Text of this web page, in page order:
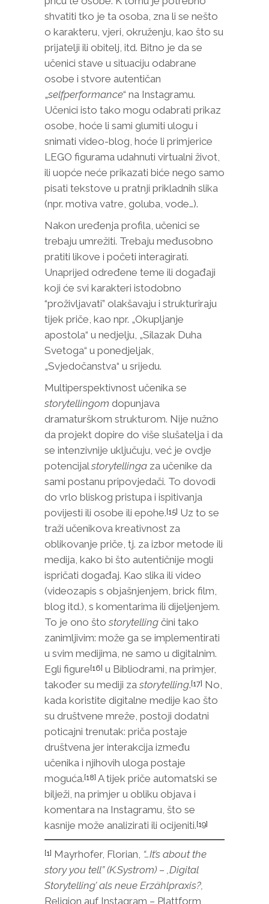
shvatiti tko je ta osoba, zna li se nešto
o karakteru, vjeri, okruženju, kao što su
prijatelji ili obitelj, itd. Bitno je da se
učenici stave u situaciju odabrane
osobe i stvore autentičan
„selfperformance“ na Instagramu.
Učenici isto tako mogu odabrati prikaz
osobe, hoće li sami glumiti ulogu i
snimati video-blog, hoće li primjerice
LEGO figurama udahnuti virtualni život,
ili uopće neće prikazati biće nego samo
pisati tekstove u pratnji prikladnih slika
(npr. motiva vatre, goluba, vode…).
Nakon uređenja profila, učenici se
trebaju umrežiti. Trebaju međusobno
pratiti likove i početi interagirati.
Unaprijed određene teme ili događaji
koji će svi karakteri istodobno
“proživljavati” olakšavaju i strukturiraju
tijek priče, kao npr. „Okupljanje
apostola“ u nedjelju, „Silazak Duha
Svetoga“ u ponedjeljak,
„Svjedočanstva“ u srijedu.
Multiperspektivnost učenika se
storytellingom dopunjava
dramaturškom strukturom. Nije nužno
da projekt dopire do više slušatelja i da
se intenzivnije uključuju, već je ovdje
potencijalstorytellinga za učenike da
sami postanu pripovjedači. To dovodi
do vrlo bliskog pristupa i ispitivanja
povijesti ili osobe ili epohe.[15] Uz to se
traži učenikova kreativnost za
oblikovanje priče, tj. za izbor metode ili
medija, kako bi što autentičnije mogli
ispričati događaj. Kao slika ili video
(videozapis s objašnjenjem, brick film,
blog itd.), s komentarima ili dijeljenjem.
To je ono što storytelling čini tako
zanimljivim: može ga se implementirati
u svim medijima, ne samo u digitalnim.
Egli figure[16] u Bibliodrami, na primjer,
također su mediji za storytelling.[17] No,
kada koristite digitalne medije kao što
su društvene mreže, postoji dodatni
poticajni trenutak: priča postaje
društvena jer interakcija između
učenika i njihovih uloga postaje
moguća.[18] A tijek priče automatski se
bilježi, na primjer u obliku objava i
komentara na Instagramu, što se
kasnije može analizirati ili ocijeniti.[19]
[1] Mayrhofer, Florian, “…It’s about the
story you tell” (K.Systrom) – ,Digital
Storytelling’ als neue Erzählpraxis?,
Religion auf Instagram – Plattform,